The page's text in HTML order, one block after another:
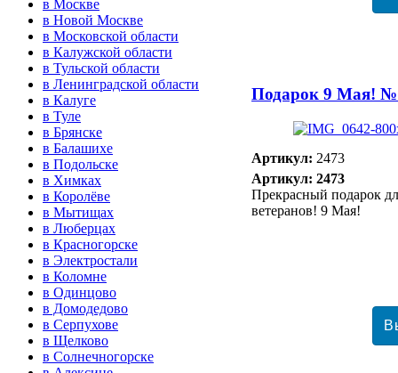
Подарок 9 Мая!
Артикул: 2473
Артикул: 2473
Прекрасный подарок
ветеранов! 9 Мая!
в Москве
в Новой Москве
в Московской области
в Калужской области
в Тульской области
в Ленинградской области
в Калуге
в Туле
в Брянске
в Балашихе
в Подольске
в Химках
в Королёве
в Мытищах
в Люберцах
в Красногорске
в Электростали
в Коломне
в Одинцово
в Домодедово
в Серпухове
в Щелково
в Солнечногорске